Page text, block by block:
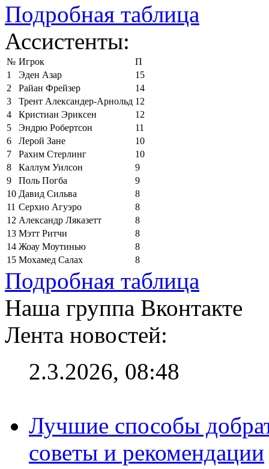
Подробная таблица
Ассистенты:
№ Игрок
П
1
Эден Азар
15
2
Райан Фрейзер
14
3
Трент Александер-Арнольд 12
4
Кристиан Эриксен
12
5
Эндрю Робертсон
11
6
Лерой Зане
10
7
Рахим Стерлинг
10
8
Каллум Уилсон
9
9
Поль Погба
9
10 Давид Сильва
8
11 Серхио Агуэро
8
12 Александр Ляказетт
8
13 Мэтт Ритчи
8
14 Жоау Моутинью
8
15 Мохамед Салах 8
Подробная таблица
Наша группа Вконтакте
Лента новостей:
2.3.2026, 08:48
Лучшие способы
советы и рекомендации